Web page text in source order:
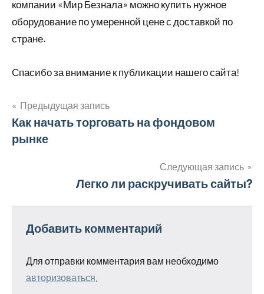
компании «Мир Безнала» можно купить нужное
оборудование по умеренной цене с доставкой по
стране.
Спасибо за внимание к публикации нашего сайта!
Навигация
по
Предыдущая запись
Как начать торговать на фондовом
рынке
Следующая запись
Легко ли раскручивать сайты?
Добавить комментарий
Для отправки комментария вам необходимо
авторизоваться